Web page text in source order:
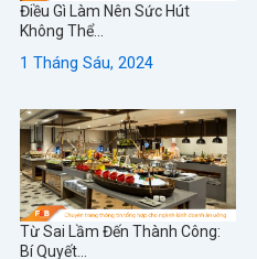
Điều Gì Làm Nên Sức Hút
Không Thể...
1 Tháng Sáu, 2024
Từ Sai Lầm Đến Thành Công:
Bí Quyết...